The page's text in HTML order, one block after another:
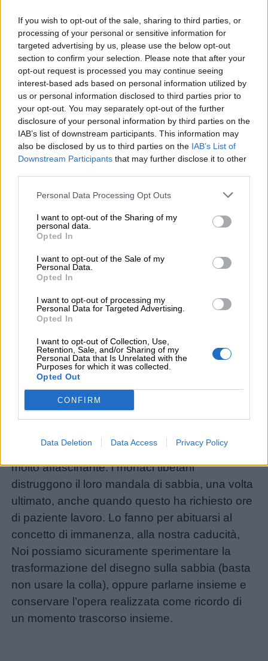
If you wish to opt-out of the sale, sharing to third parties, or
processing of your personal or sensitive information for
targeted advertising by us, please use the below opt-out
section to confirm your selection. Please note that after your
opt-out request is processed you may continue seeing
interest-based ads based on personal information utilized by
us or personal information disclosed to third parties prior to
your opt-out. You may separately opt-out of the further
disclosure of your personal information by third parties on the
IAB’s list of downstream participants. This information may
also be disclosed by us to third parties on the IAB’s List of
Downstream Participants that may further disclose it to other
Personal Data Processing Opt Outs
I want to opt-out of the Sharing of my
personal data.
Opted In
I want to opt-out of the Sale of my
Personal Data.
Opted In
I want to opt-out of processing my
Personal Data for Targeted Advertising.
Opted In
I want to opt-out of Collection, Use,
Retention, Sale, and/or Sharing of my
Personal Data that Is Unrelated with the
Purposes for which it was collected.
Opted Out
CONFIRM
Data Deletion Data Access Privacy Policy
Contatti
Privacy
policy
Questi lavoretti, una volta portati a termine con i
tuoi bimbi, possono trasformarsi in una
sabbia permette di riflettere su un concetto
molto affascinante: i monaci tibetani
distruggono il loro mandala di sabbia, una volta
ultimato, anche quando questo ha richiesto ore
di paziente lavoro. Lo fanno per abituarsi al
concetto di immanenza, alla nostra caducità,
Noi possiamo sicuramente sperimentare la
trasformazione del disegno sulla sabbia (basta
non usare la colla), oppure parlarne insieme e
conservare l’opera realizzata come ricordo di
un momento trascorso insieme.